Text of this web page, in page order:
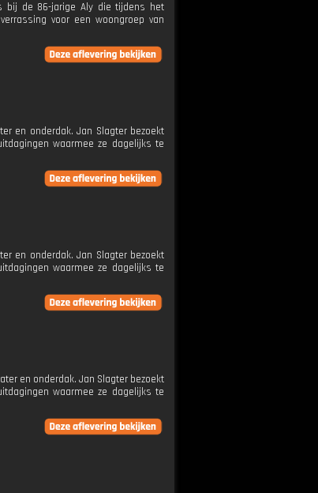
bij de 86-jarige Aly die tijdens het
voor een woongroep van
en onderdak. Jan Slagter bezoekt
waarmee ze dagelijks te
en onderdak. Jan Slagter bezoekt
waarmee ze dagelijks te
en onderdak. Jan Slagter bezoekt
waarmee ze dagelijks te